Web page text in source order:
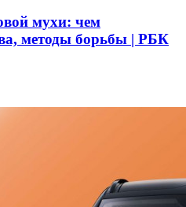
мухи: чем
методы борьбы | РБК